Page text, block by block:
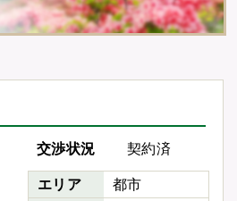
交渉状況 契約済
エリア
都市